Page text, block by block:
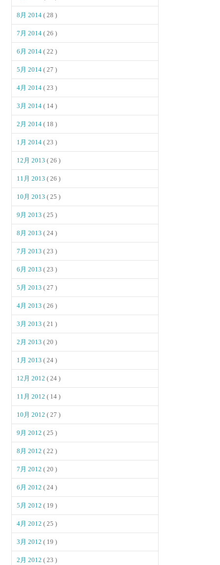
8月 2014( 28 )
7月 2014( 26 )
6月 2014( 22 )
5月 2014( 27 )
4月 2014( 23 )
3月 2014( 14 )
2月 2014( 18 )
1月 2014( 23 )
12月 2013( 26 )
11月 2013( 26 )
10月 2013( 25 )
9月 2013( 25 )
8月 2013( 24 )
7月 2013( 23 )
6月 2013( 23 )
5月 2013( 27 )
4月 2013( 26 )
3月 2013( 21 )
2月 2013( 20 )
1月 2013( 24 )
12月 2012( 24 )
11月 2012( 14 )
10月 2012( 27 )
9月 2012( 25 )
8月 2012( 22 )
7月 2012( 20 )
6月 2012( 24 )
5月 2012( 19 )
4月 2012( 25 )
3月 2012( 19 )
2月 2012( 23 )